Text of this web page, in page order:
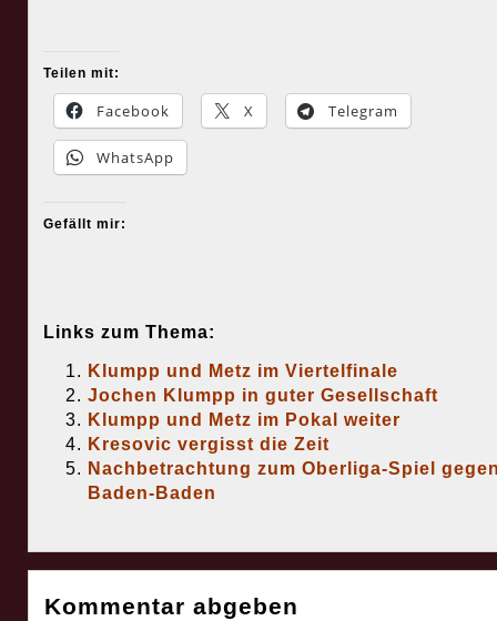
Teilen mit:
Facebook X Telegram
WhatsApp
Gefällt mir:
Links zum Thema:
Klumpp und Metz im Viertelfinale
Jochen Klumpp in guter Gesellschaft
Klumpp und Metz im Pokal weiter
Kresovic vergisst die Zeit
Nachbetrachtung zum Oberliga-Spiel
Baden-Baden
Kommentar abgeben